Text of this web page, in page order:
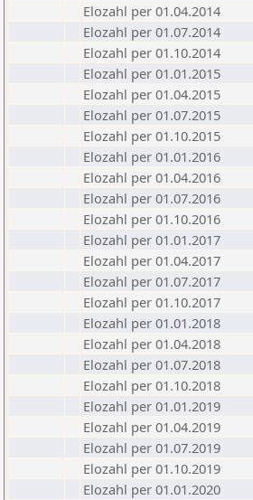
Elozahl per 01.04.2014
Elozahl per 01.07.2014
Elozahl per 01.10.2014
Elozahl per 01.01.2015
Elozahl per 01.04.2015
Elozahl per 01.07.2015
Elozahl per 01.10.2015
Elozahl per 01.01.2016
Elozahl per 01.04.2016
Elozahl per 01.07.2016
Elozahl per 01.10.2016
Elozahl per 01.01.2017
Elozahl per 01.04.2017
Elozahl per 01.07.2017
Elozahl per 01.10.2017
Elozahl per 01.01.2018
Elozahl per 01.04.2018
Elozahl per 01.07.2018
Elozahl per 01.10.2018
Elozahl per 01.01.2019
Elozahl per 01.04.2019
Elozahl per 01.07.2019
Elozahl per 01.10.2019
Elozahl per 01.01.2020